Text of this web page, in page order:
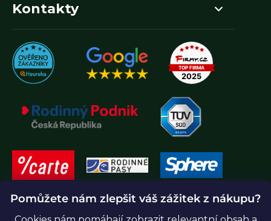
Pomůžete nám zlepšit váš zážitek z nákupu?
Kontakty